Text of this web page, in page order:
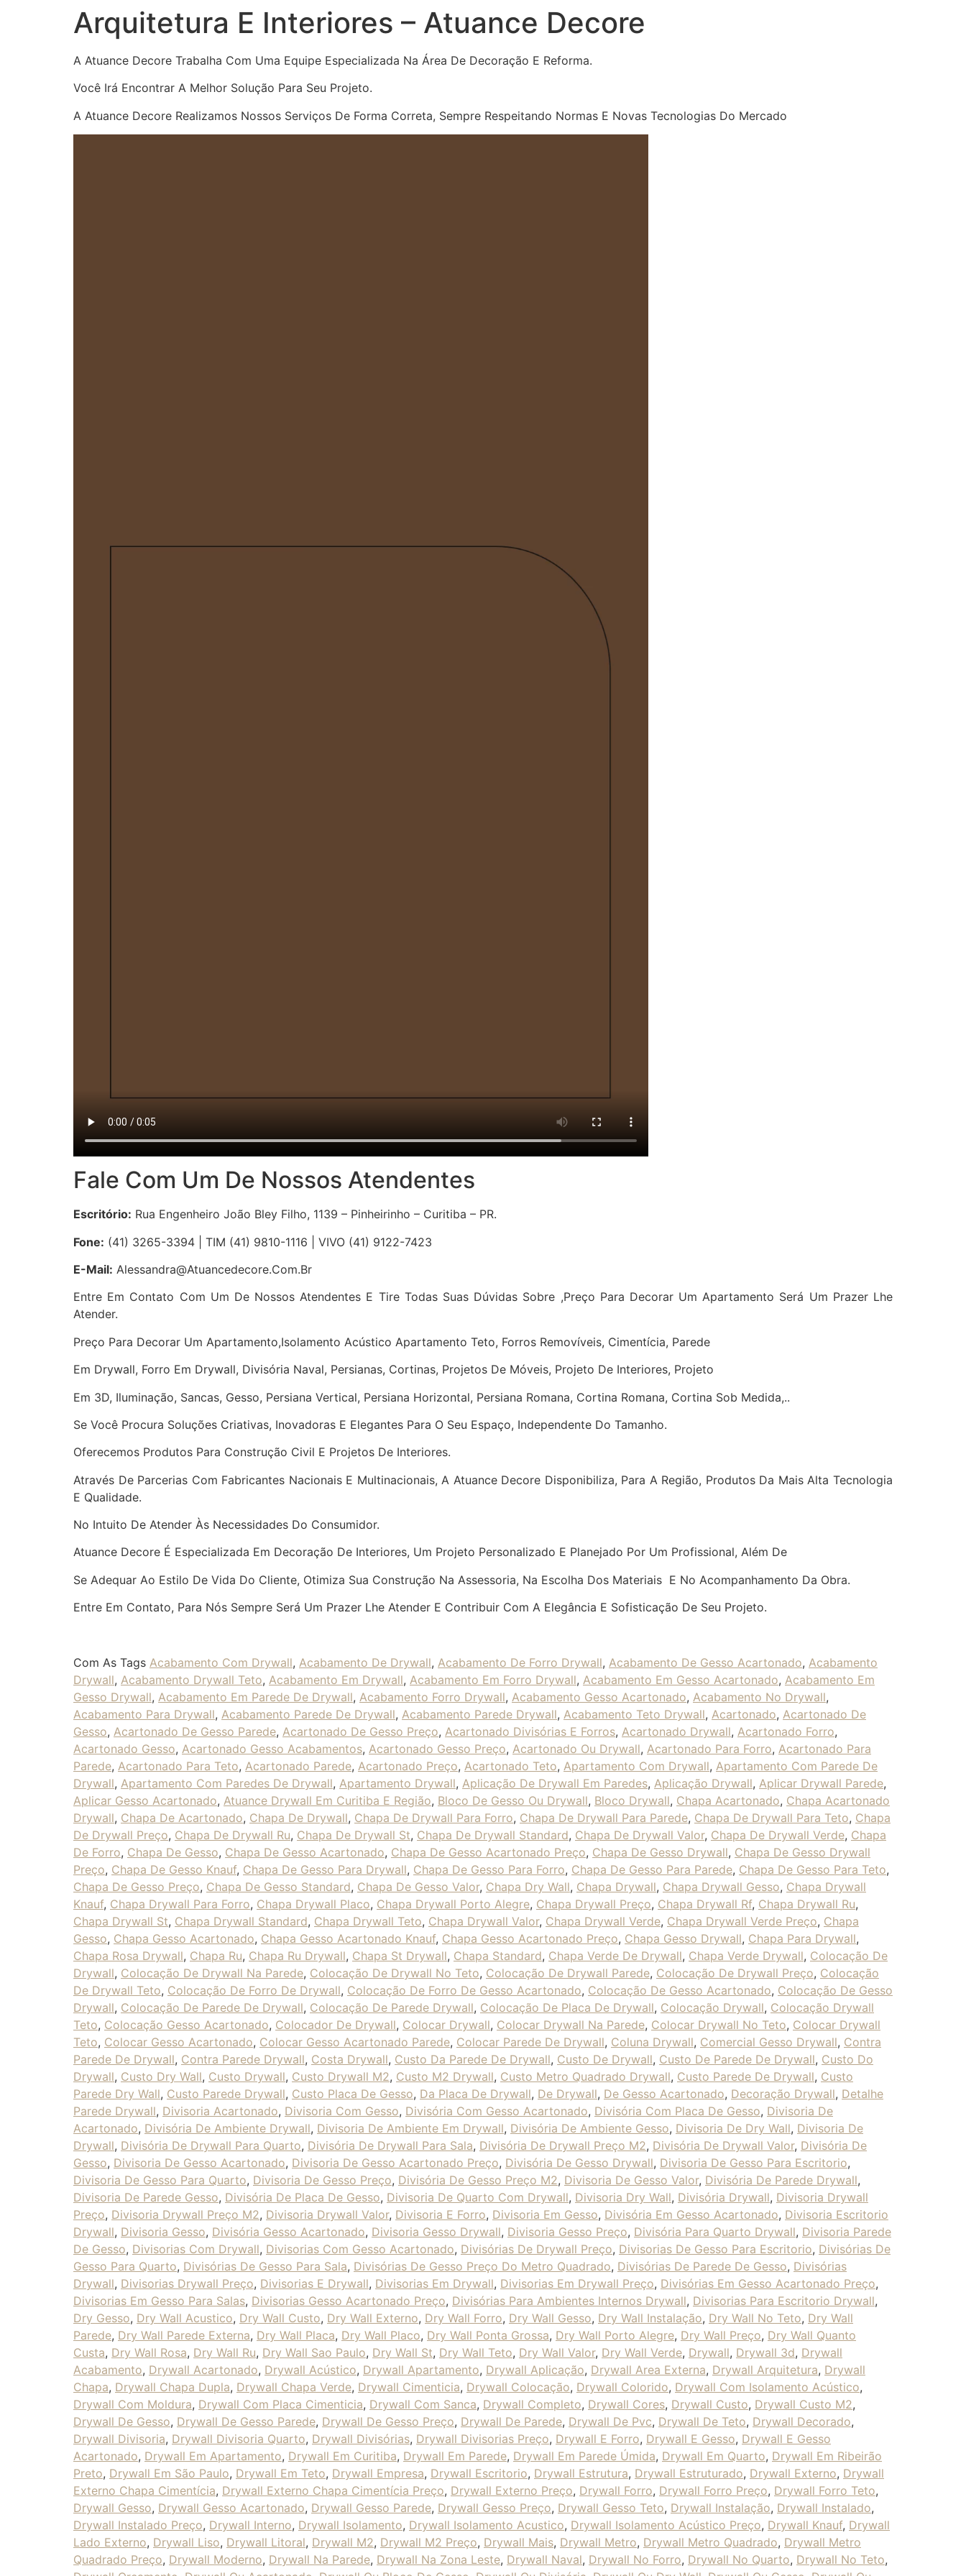
Arquitetura E Interiores – Atuance Decore
A Atuance Decore Trabalha Com Uma Equipe Especializada Na Área De Decoração E Reforma.
Você Irá Encontrar A Melhor Solução Para Seu Projeto.
A Atuance Decore Realizamos Nossos Serviços De Forma Correta, Sempre Respeitando Normas E Novas Tecnologias Do Mercado
Fale Com Um De Nossos Atendentes
Escritório: Rua Engenheiro João Bley Filho, 1139 – Pinheirinho – Curitiba – PR.
Fone: (41) 3265-3394 | TIM (41) 9810-1116 | VIVO (41) 9122-7423
E-Mail: Alessandra@atuancedecore.com.br
Entre Em Contato Com Um De Nossos Atendentes E Tire Todas Suas Dúvidas Sobre ,Preço Para Decorar Um Apartamento Será Um Prazer Lhe
Atender.
Preço Para Decorar Um Apartamento,Isolamento Acústico Apartamento Teto, Forros Removíveis, Cimentícia, Parede
Em Drywall, Forro Em Drywall, Divisória Naval, Persianas, Cortinas, Projetos De Móveis, Projeto De Interiores, Projeto
Em 3D, Iluminação, Sancas, Gesso, Persiana Vertical, Persiana Horizontal, Persiana Romana, Cortina Romana, Cortina Sob Medida,..
Se Você Procura Soluções Criativas, Inovadoras E Elegantes Para O Seu Espaço, Independente Do Tamanho.
Oferecemos Produtos Para Construção Civil E Projetos De Interiores.
Através De Parcerias Com Fabricantes Nacionais E Multinacionais, A Atuance Decore Disponibiliza, Para A Região, Produtos Da Mais Alta Tecnologia
E Qualidade.
No Intuito De Atender Às Necessidades Do Consumidor.
Atuance Decore É Especializada Em Decoração De Interiores, Um Projeto Personalizado E Planejado Por Um Profissional, Além De
Se Adequar Ao Estilo De Vida Do Cliente, Otimiza Sua Construção Na Assessoria, Na Escolha Dos Materiais E No Acompanhamento Da Obra.
Entre Em Contato, Para Nós Sempre Será Um Prazer Lhe Atender E Contribuir Com A Elegância E Sofisticação De Seu Projeto.
Com As Tags Acabamento Com Drywall, Acabamento De Drywall, Acabamento De Forro Drywall, Acabamento De Gesso Acartonado, Acabamento
Drywall, Acabamento Drywall Teto, Acabamento Em Drywall, Acabamento Em Forro Drywall, Acabamento Em Gesso Acartonado, Acabamento Em
Gesso Drywall, Acabamento Em Parede De Drywall, Acabamento Forro Drywall, Acabamento Gesso Acartonado, Acabamento No Drywall,
Acabamento Para Drywall, Acabamento Parede De Drywall, Acabamento Parede Drywall, Acabamento Teto Drywall, Acartonado, Acartonado De
Gesso, Acartonado De Gesso Parede, Acartonado De Gesso Preço, Acartonado Divisórias E Forros, Acartonado Drywall, Acartonado Forro,
Acartonado Gesso, Acartonado Gesso Acabamentos, Acartonado Gesso Preço, Acartonado Ou Drywall, Acartonado Para Forro, Acartonado Para
Parede, Acartonado Para Teto, Acartonado Parede, Acartonado Preço, Acartonado Teto, Apartamento Com Drywall, Apartamento Com Parede De
Drywall, Apartamento Com Paredes De Drywall, Apartamento Drywall, Aplicação De Drywall Em Paredes, Aplicação Drywall, Aplicar Drywall Parede,
Aplicar Gesso Acartonado, Atuance Drywall Em Curitiba E Região, Bloco De Gesso Ou Drywall, Bloco Drywall, Chapa Acartonado, Chapa Acartonado
Drywall, Chapa De Acartonado, Chapa De Drywall, Chapa De Drywall Para Forro, Chapa De Drywall Para Parede, Chapa De Drywall Para Teto, Chapa
De Drywall Preço, Chapa De Drywall Ru, Chapa De Drywall St, Chapa De Drywall Standard, Chapa De Drywall Valor, Chapa De Drywall Verde, Chapa
De Forro, Chapa De Gesso, Chapa De Gesso Acartonado, Chapa De Gesso Acartonado Preço, Chapa De Gesso Drywall, Chapa De Gesso Drywall
Preço, Chapa De Gesso Knauf, Chapa De Gesso Para Drywall, Chapa De Gesso Para Forro, Chapa De Gesso Para Parede, Chapa De Gesso Para Teto,
Chapa De Gesso Preço, Chapa De Gesso Standard, Chapa De Gesso Valor, Chapa Dry Wall, Chapa Drywall, Chapa Drywall Gesso, Chapa Drywall
Knauf, Chapa Drywall Para Forro, Chapa Drywall Placo, Chapa Drywall Porto Alegre, Chapa Drywall Preço, Chapa Drywall Rf, Chapa Drywall Ru,
Chapa Drywall St, Chapa Drywall Standard, Chapa Drywall Teto, Chapa Drywall Valor, Chapa Drywall Verde, Chapa Drywall Verde Preço, Chapa
Gesso, Chapa Gesso Acartonado, Chapa Gesso Acartonado Knauf, Chapa Gesso Acartonado Preço, Chapa Gesso Drywall, Chapa Para Drywall,
Chapa Rosa Drywall, Chapa Ru, Chapa Ru Drywall, Chapa St Drywall, Chapa Standard, Chapa Verde De Drywall, Chapa Verde Drywall, Colocação De
Drywall, Colocação De Drywall Na Parede, Colocação De Drywall No Teto, Colocação De Drywall Parede, Colocação De Drywall Preço, Colocação
De Drywall Teto, Colocação De Forro De Drywall, Colocação De Forro De Gesso Acartonado, Colocação De Gesso Acartonado, Colocação De Gesso
Drywall, Colocação De Parede De Drywall, Colocação De Parede Drywall, Colocação De Placa De Drywall, Colocação Drywall, Colocação Drywall
Teto, Colocação Gesso Acartonado, Colocador De Drywall, Colocar Drywall, Colocar Drywall Na Parede, Colocar Drywall No Teto, Colocar Drywall
Teto, Colocar Gesso Acartonado, Colocar Gesso Acartonado Parede, Colocar Parede De Drywall, Coluna Drywall, Comercial Gesso Drywall, Contra
Parede De Drywall, Contra Parede Drywall, Costa Drywall, Custo Da Parede De Drywall, Custo De Drywall, Custo De Parede De Drywall, Custo Do
Drywall, Custo Dry Wall, Custo Drywall, Custo Drywall M2, Custo M2 Drywall, Custo Metro Quadrado Drywall, Custo Parede De Drywall, Custo
Parede Dry Wall, Custo Parede Drywall, Custo Placa De Gesso, Da Placa De Drywall, De Drywall, De Gesso Acartonado, Decoração Drywall, Detalhe
Parede Drywall, Divisoria Acartonado, Divisoria Com Gesso, Divisória Com Gesso Acartonado, Divisória Com Placa De Gesso, Divisoria De
Acartonado, Divisória De Ambiente Drywall, Divisoria De Ambiente Em Drywall, Divisória De Ambiente Gesso, Divisoria De Dry Wall, Divisoria De
Drywall, Divisória De Drywall Para Quarto, Divisória De Drywall Para Sala, Divisória De Drywall Preço M2, Divisória De Drywall Valor, Divisória De
Gesso, Divisoria De Gesso Acartonado, Divisoria De Gesso Acartonado Preço, Divisória De Gesso Drywall, Divisoria De Gesso Para Escritorio,
Divisoria De Gesso Para Quarto, Divisoria De Gesso Preço, Divisória De Gesso Preço M2, Divisoria De Gesso Valor, Divisória De Parede Drywall,
Divisoria De Parede Gesso, Divisória De Placa De Gesso, Divisoria De Quarto Com Drywall, Divisoria Dry Wall, Divisória Drywall, Divisoria Drywall
Preço, Divisoria Drywall Preço M2, Divisoria Drywall Valor, Divisoria E Forro, Divisoria Em Gesso, Divisória Em Gesso Acartonado, Divisoria Escritorio
Drywall, Divisoria Gesso, Divisória Gesso Acartonado, Divisoria Gesso Drywall, Divisoria Gesso Preço, Divisória Para Quarto Drywall, Divisoria Parede
De Gesso, Divisorias Com Drywall, Divisorias Com Gesso Acartonado, Divisórias De Drywall Preço, Divisorias De Gesso Para Escritorio, Divisórias De
Gesso Para Quarto, Divisórias De Gesso Para Sala, Divisórias De Gesso Preço Do Metro Quadrado, Divisórias De Parede De Gesso, Divisórias
Drywall, Divisorias Drywall Preço, Divisorias E Drywall, Divisorias Em Drywall, Divisorias Em Drywall Preço, Divisórias Em Gesso Acartonado Preço,
Divisorias Em Gesso Para Salas, Divisorias Gesso Acartonado Preço, Divisórias Para Ambientes Internos Drywall, Divisorias Para Escritorio Drywall,
Dry Gesso, Dry Wall Acustico, Dry Wall Custo, Dry Wall Externo, Dry Wall Forro, Dry Wall Gesso, Dry Wall Instalação, Dry Wall No Teto, Dry Wall
Parede, Dry Wall Parede Externa, Dry Wall Placa, Dry Wall Placo, Dry Wall Ponta Grossa, Dry Wall Porto Alegre, Dry Wall Preço, Dry Wall Quanto
Custa, Dry Wall Rosa, Dry Wall Ru, Dry Wall Sao Paulo, Dry Wall St, Dry Wall Teto, Dry Wall Valor, Dry Wall Verde, Drywall, Drywall 3d, Drywall
Acabamento, Drywall Acartonado, Drywall Acústico, Drywall Apartamento, Drywall Aplicação, Drywall Area Externa, Drywall Arquitetura, Drywall
Chapa, Drywall Chapa Dupla, Drywall Chapa Verde, Drywall Cimenticia, Drywall Colocação, Drywall Colorido, Drywall Com Isolamento Acústico,
Drywall Com Moldura, Drywall Com Placa Cimenticia, Drywall Com Sanca, Drywall Completo, Drywall Cores, Drywall Custo, Drywall Custo M2,
Drywall De Gesso, Drywall De Gesso Parede, Drywall De Gesso Preço, Drywall De Parede, Drywall De Pvc, Drywall De Teto, Drywall Decorado,
Drywall Divisoria, Drywall Divisoria Quarto, Drywall Divisórias, Drywall Divisorias Preço, Drywall E Forro, Drywall E Gesso, Drywall E Gesso
Acartonado, Drywall Em Apartamento, Drywall Em Curitiba, Drywall Em Parede, Drywall Em Parede Úmida, Drywall Em Quarto, Drywall Em Ribeirão
Preto, Drywall Em São Paulo, Drywall Em Teto, Drywall Empresa, Drywall Escritorio, Drywall Estrutura, Drywall Estruturado, Drywall Externo, Drywall
Externo Chapa Cimentícia, Drywall Externo Chapa Cimentícia Preço, Drywall Externo Preço, Drywall Forro, Drywall Forro Preço, Drywall Forro Teto,
Drywall Gesso, Drywall Gesso Acartonado, Drywall Gesso Parede, Drywall Gesso Preço, Drywall Gesso Teto, Drywall Instalação, Drywall Instalado,
Drywall Instalado Preço, Drywall Interno, Drywall Isolamento, Drywall Isolamento Acustico, Drywall Isolamento Acústico Preço, Drywall Knauf, Drywall
Lado Externo, Drywall Liso, Drywall Litoral, Drywall M2, Drywall M2 Preço, Drywall Mais, Drywall Metro, Drywall Metro Quadrado, Drywall Metro
Quadrado Preço, Drywall Moderno, Drywall Na Parede, Drywall Na Zona Leste, Drywall Naval, Drywall No Forro, Drywall No Quarto, Drywall No Teto,